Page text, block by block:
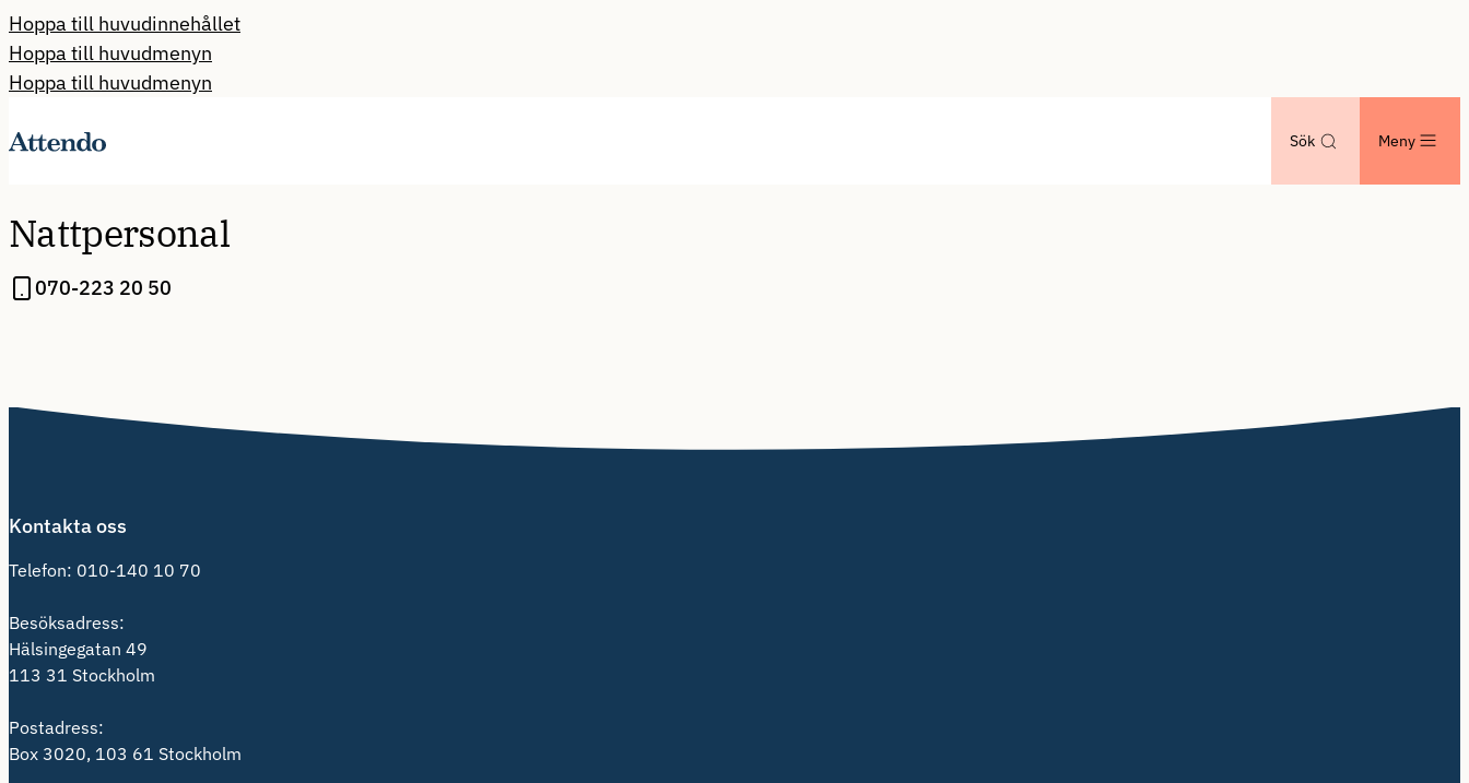
Hoppa till huvudinnehållet
Hoppa till huvudmenyn
Hoppa till huvudmenyn
Sök Meny
Nattpersonal
070-223 20 50
Kontakta oss
Telefon: 010-140 10 70
Besöksadress:
Hälsingegatan 49
113 31 Stockholm
Postadress:
Box 3020, 103 61 Stockholm